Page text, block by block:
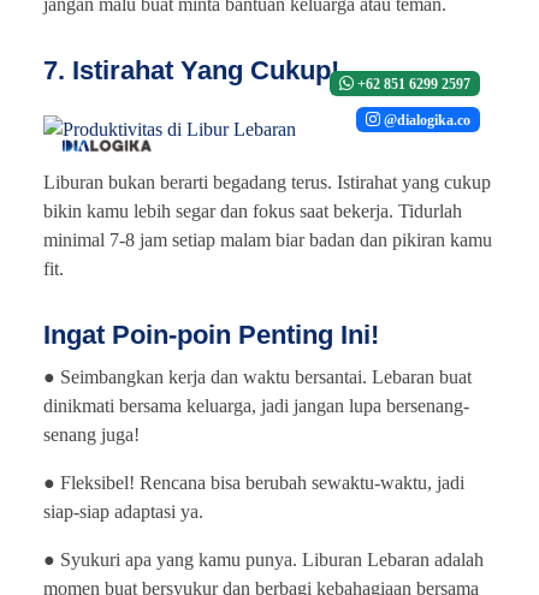
7. Istirahat Yang Cukup! +62 851 6299 2597
@dialogika.co
Liburan bukan berarti begadang terus. Istirahat yang cukup
bikin kamu lebih segar dan fokus saat bekerja. Tidurlah
minimal 7-8 jam setiap malam biar badan dan pikiran kamu
fit.
Ingat Poin-poin Penting Ini!
● Seimbangkan kerja dan waktu bersantai. Lebaran buat
dinikmati bersama keluarga, jadi jangan lupa bersenang-
senang juga!
● Fleksibel! Rencana bisa berubah sewaktu-waktu, jadi
siap-siap adaptasi ya.
● Syukuri apa yang kamu punya. Liburan Lebaran adalah
momen buat bersyukur dan berbagi kebahagiaan bersama